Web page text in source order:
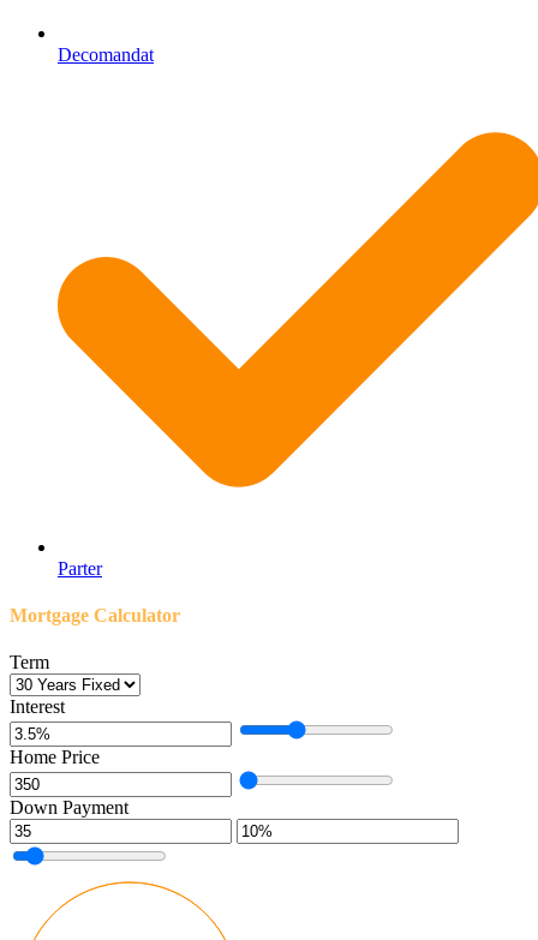
Decomandat
Parter
Mortgage Calculator
Term
Interest
Home Price
Down Payment